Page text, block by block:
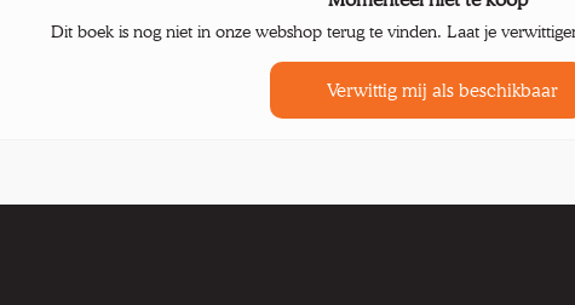
Dit boek is nog niet in onze webshop terug te vinden. Laat je
Verwittig mij als beschikbaar